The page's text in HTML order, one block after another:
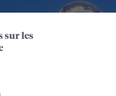
sur les